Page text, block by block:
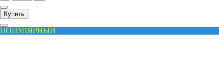
Купить
ПОПУЛЯРНЫЙ